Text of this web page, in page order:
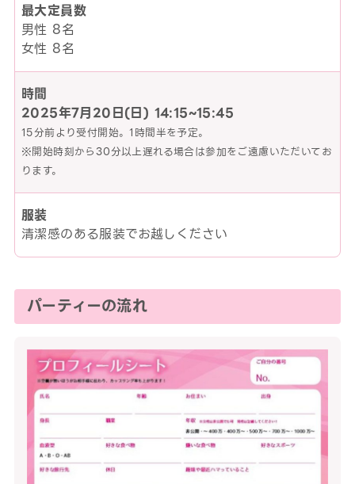
最大定員数
男性 8名
女性 8名
時間
2025年7月20日(日) 14:15~15:45
15分前より受付開始。1時間半を予定。
※開始時刻から30分以上遅れる場合は参加をご遠慮いただいてお
ります。
服装
清潔感のある服装でお越しください
パーティーの流れ